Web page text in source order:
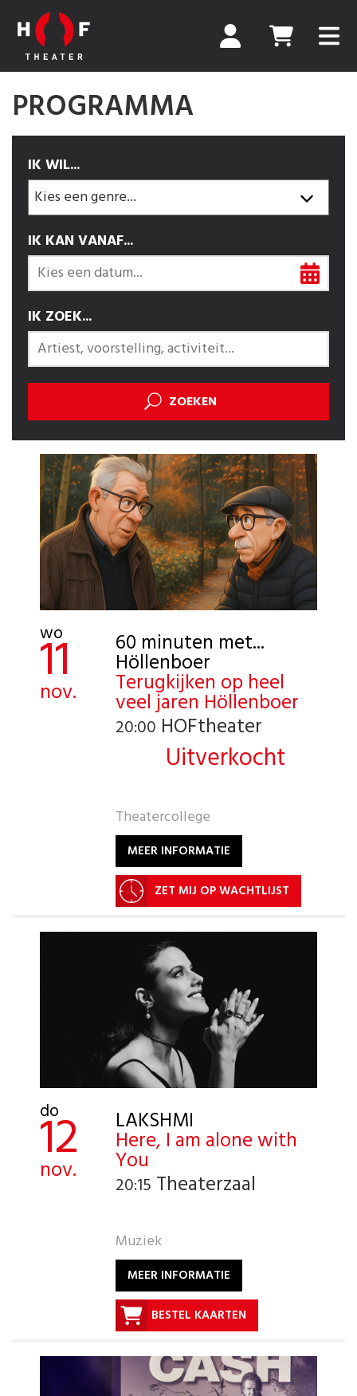
PROGRAMMA
IK WIL...
IK KAN VANAF...
IK ZOEK...
ZOEKEN
wo
11
nov.
60 minuten met...
Höllenboer
Terugkijken op heel
veel jaren Höllenboer
20:00 HOFtheater
Uitverkocht
Theatercollege
MEER INFORMATIE
ZET MIJ OP WACHTLIJST
do
12
nov.
LAKSHMI
Here, I am alone with
You
20:15 Theaterzaal
Muziek
MEER INFORMATIE
BESTEL KAARTEN